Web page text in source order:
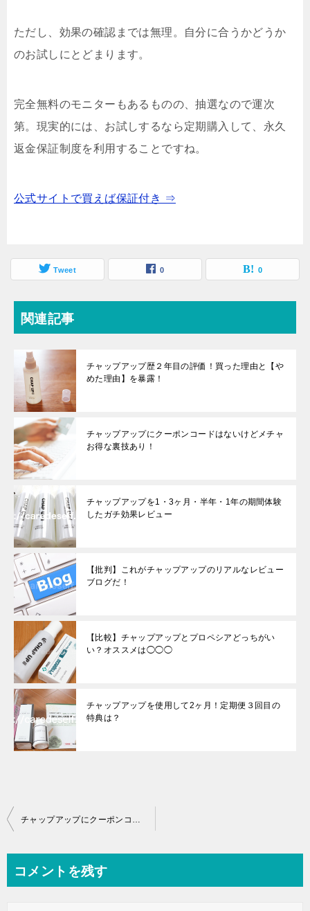
ただし、効果の確認までは無理。自分に合うかどうか
のお試しにとどまります。
完全無料のモニターもあるものの、抽選なので運次
第。現実的には、お試しするなら定期購入して、永久
返金保証制度を利用することですね。
公式サイトで買えば保証付き ⇒
Tweet 0 0
関連記事
チャップアップ歴２年目の評価！買った理由と【や
めた理由】を暴露！
チャップアップにクーポンコードはないけどメチャ
お得な裏技あり！
チャップアップを1・3ヶ月・半年・1年の期間体験
したガチ効果レビュー
【批判】これがチャップアップのリアルなレビュー
ブログだ！
【比較】チャップアップとプロペシアどっちがい
い？オススメは◯◯◯
チャップアップを使用して2ヶ月！定期便３回目の
特典は？
投
ビ
チャップアップにクーポンコードはないけどメチャお得な裏技あり！
コメントを残す